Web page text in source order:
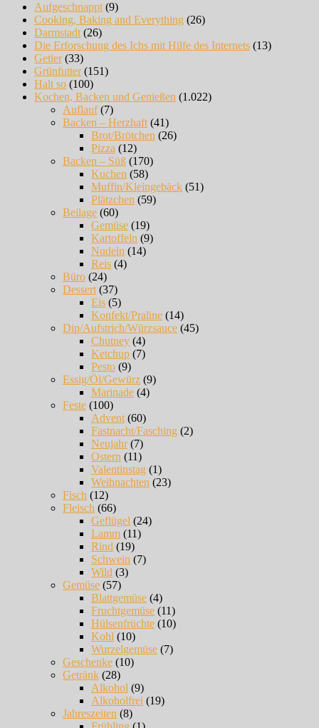
Aufgeschnappt (9)
Cooking, Baking and Everything (26)
Darmstadt (26)
Die Erforschung des Ichs mit Hilfe des Internets (13)
Getier(33)
Grünfutter(151)
Halt so (100)
Kochen, Backen und Genießen (1.022)
Auflauf(7)
Backen – Herzhaft (41)
Brot/Brötchen (26)
Pizza (12)
Backen – Süß (170)
Kuchen (58)
Muffin/Kleingebäck (51)
Plätzchen (59)
Beilage (60)
Gemüse (19)
Kartoffeln (9)
Nudeln (14)
Reis (4)
Büro (24)
Dessert (37)
Eis (5)
Konfekt/Praline (14)
Dip/Aufstrich/Würzsauce (45)
Chutney (4)
Ketchup (7)
Pesto (9)
Essig/Öl/Gewürz (9)
Marinade (4)
Feste (100)
Advent (60)
Fastnacht/Fasching (2)
Neujahr(7)
Ostern (11)
Valentinstag (1)
Weihnachten (23)
Fisch (12)
Fleisch (66)
Geflügel (24)
Lamm (11)
Rind (19)
Schwein (7)
Wild (3)
Gemüse (57)
Blattgemüse (4)
Fruchtgemüse (11)
Hülsenfrüchte (10)
Kohl (10)
Wurzelgemüse (7)
Geschenke (10)
Getränk (28)
Alkohol (9)
Alkoholfrei (19)
Jahreszeiten (8)